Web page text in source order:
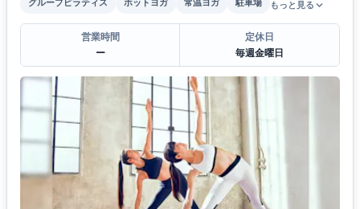
グループピラティス
ホットヨガ 常温ヨガ 駐車場 もっと見る
営業時間
ー
定休日
毎週金曜日